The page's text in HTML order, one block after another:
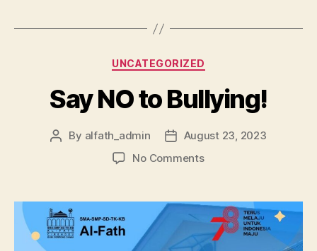
UNCATEGORIZED
Say NO to Bullying!
By alfath_admin
August 23, 2023
No Comments